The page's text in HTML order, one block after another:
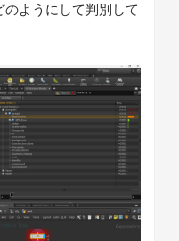
ようにして判別して